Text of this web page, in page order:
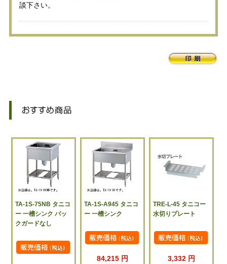
談下さい。
TA-1S-75NB タニコ
ー 一槽シンク バッ
クガードなし
TA-1S-A945 タニコ
ー 一槽シンク
84,215 円
TRE-L-45 タニコー
水切りプレート
3,332 円